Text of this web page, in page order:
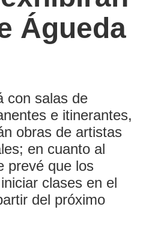
Águeda
con salas de
e itinerantes,
obras de artistas
en cuanto al
prevé que los
clases en el
del próximo